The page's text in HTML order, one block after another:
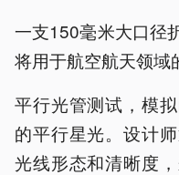
一支150毫米大口径
将用于航空航天领域
平行光管测试，模
的平行星光。设计
光线形态和清晰度